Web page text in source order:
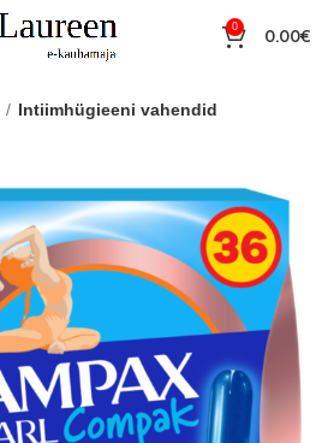
0 0.00€
Intiimhügieeni vahendid